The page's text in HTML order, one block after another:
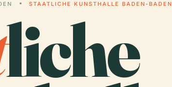
STAATLICHE KUNSTHALLE BADEN-BADEN
liche